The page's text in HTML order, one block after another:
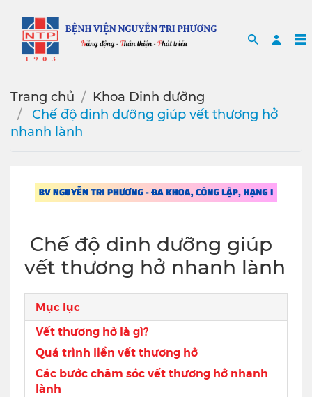
Search
Trang chủ
Khoa Dinh dưỡng
️ Chế độ dinh dưỡng giúp vết thương hở
nhanh lành
️ Chế độ dinh dưỡng giúp
vết thương hở nhanh lành
Mục lục
Vết thương hở là gì?
Quá trình liền vết thương hở
Các bước chăm sóc vết thương hở nhanh
lành